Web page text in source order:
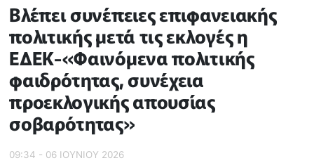
Βλέπει συνέπειες επιφανειακής
πολιτικής μετά τις εκλογές η
ΕΔΕΚ-«Φαινόμενα πολιτικής
φαιδρότητας, συνέχεια
προεκλογικής απουσίας
σοβαρότητας»
09:34 - 06 ΙΟΥΝΙΟΥ 2026